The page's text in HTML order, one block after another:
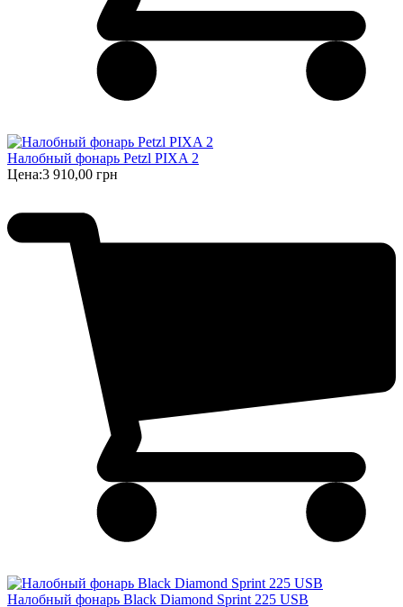
Налобный фонарь Petzl PIXA 2
Цена:3 910,00 грн
Налобный фонарь Black Diamond Sprint 225 USB